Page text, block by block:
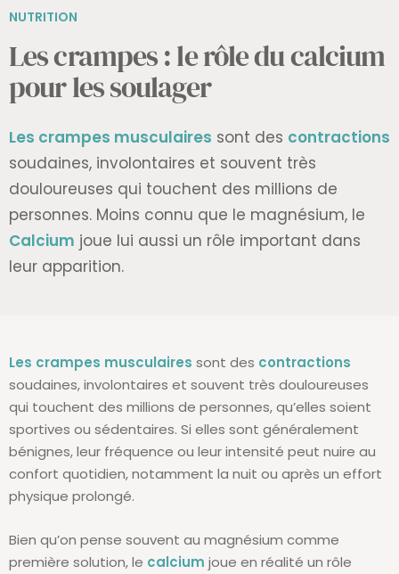
NUTRITION
Les crampes : le rôle du calcium
pour les soulager
Les crampes musculaires sont des contractions
soudaines, involontaires et souvent très
douloureuses qui touchent des millions de
personnes. Moins connu que le magnésium, le
Calcium joue lui aussi un rôle important dans
leur apparition.
Les crampes musculaires sont des contractions
soudaines, involontaires et souvent très douloureuses
qui touchent des millions de personnes, qu’elles soient
sportives ou sédentaires. Si elles sont généralement
bénignes, leur fréquence ou leur intensité peut nuire au
confort quotidien, notamment la nuit ou après un effort
physique prolongé.
Bien qu’on pense souvent au magnésium comme
première solution, le calcium joue en réalité un rôle